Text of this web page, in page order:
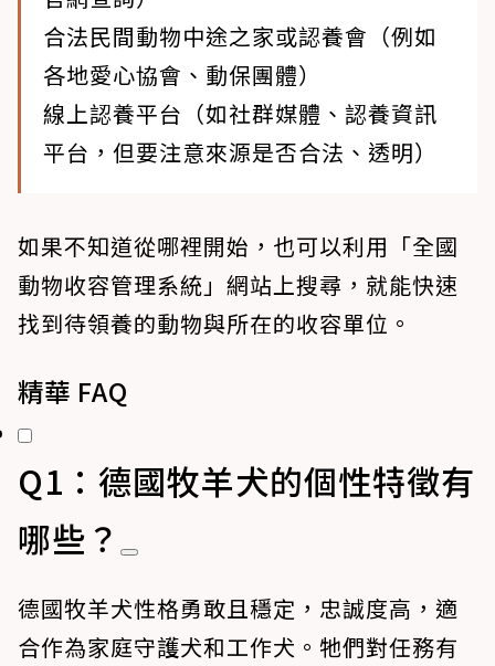
合法民間動物中途之家或認養會（例如
各地愛心協會、動保團體）
線上認養平台（如社群媒體、認養資訊
平台，但要注意來源是否合法、透明）
如果不知道從哪裡開始，也可以利用「全國
動物收容管理系統」網站上搜尋，就能快速
找到待領養的動物與所在的收容單位。
精華 FAQ
Q1：德國牧羊犬的個性特徵有
哪些？
德國牧羊犬性格勇敢且穩定，忠誠度高，適
合作為家庭守護犬和工作犬。牠們對任務有